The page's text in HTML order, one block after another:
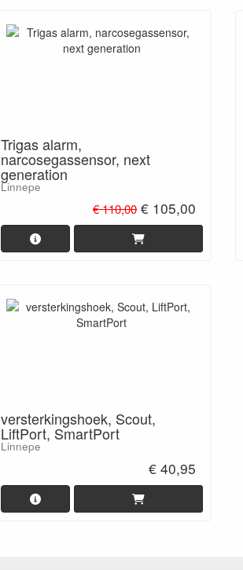
Trigas alarm,
narcosegassensor, next
generation
Linnepe
€ 110,00 € 105,00
versterkingshoek, Scout,
LiftPort, SmartPort
Linnepe
€ 40,95